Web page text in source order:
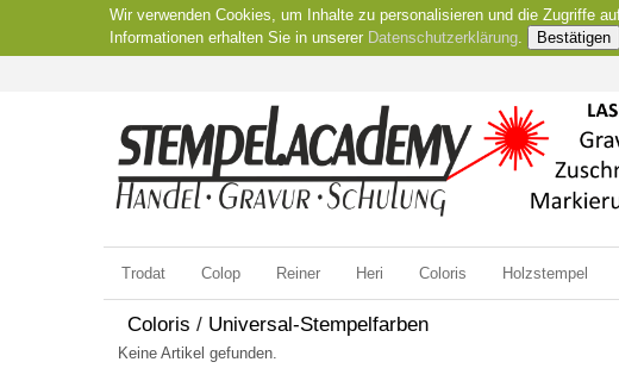
Wir verwenden Cookies, um Inhalte zu personalisieren und die Zugriffe
Informationen erhalten Sie in unserer Datenschutzerklärung. Bestätigen
Trodat Colop Reiner Heri Coloris Holzstempel
Coloris / Universal-Stempelfarben
Keine Artikel gefunden.